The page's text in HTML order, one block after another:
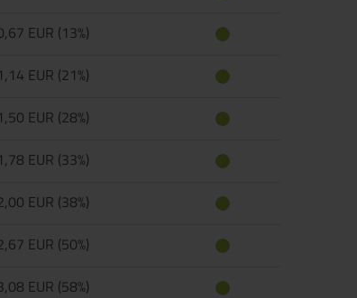
EUR (13%)
EUR (21%)
EUR (28%)
EUR (33%)
EUR (38%)
EUR (50%)
EUR (58%)